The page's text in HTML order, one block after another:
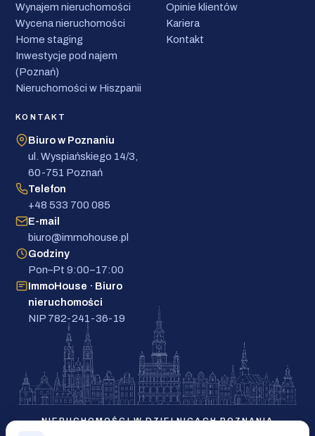
Wynajem nieruchomości
Wycena nieruchomości
Home staging
Inwestycje pod najem
(Poznań)
Nieruchomości w Hiszpanii
Opinie klientów
Kariera
Kontakt
KONTAKT
Biuro w Poznaniu
ul. Wyspiańskiego 14/3,
60-751 Poznań
Telefon
+48 533 700 085
E-mail
biuro@immohouse.pl
Godziny
Pon–Pt 9:00–17:00
ImmoHouse · Biuro
nieruchomości
NIP 782-241-36-19
NIERUCHOMOŚCI W DZIELNICACH POZNANIA